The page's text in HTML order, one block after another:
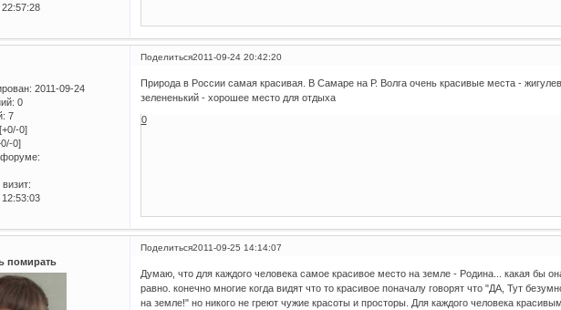
Поделиться2011-09-24 20:42:20
: 2011-09-24
0
7
[+0/-0]
0]
Природа в России самая красивая. В Самаре на Р. Волга очень красивые места -
зелененький - хорошее место для отдыха
0
Поделиться2011-09-25 14:14:07
помирать
Думаю, что для каждого человека самое красивое место на земле - Родина... какая бы
равно. конечно многие когда видят что то красивое поначалу говорят что "ДА, Тут
на земле!" но никого не греют чужие красоты и просторы. Для каждого человека